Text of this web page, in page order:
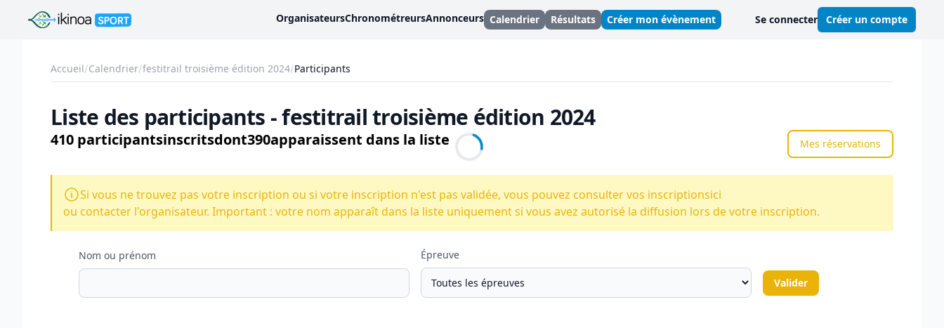
Ikinoa Sport OrganisateursChronométreursAnnonceurs Calendrier Résultats Créer mon évènement Se connecter Créer un compte
Accueil Calendrier festitrail troisième édition 2024 Participants
Liste des participants - festitrail troisième édition 2024
410 participantsinscritsdont390apparaissent dans la liste Mes réservations
Si vous ne trouvez pas votre inscription ou si votre inscription n'est pas validée, vous pouvez consulter vos inscriptionsici
ou contacter l'organisateur. Important : votre nom apparaît dans la liste uniquement si vous avez autorisé la diffusion lors de votre inscription.
Nom ou prénom Épreuve